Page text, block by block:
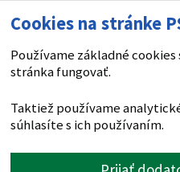
Cookies na stránke
Používame základné
stránka fungovať.
Taktiež používame
súhlasíte s ich používaním.